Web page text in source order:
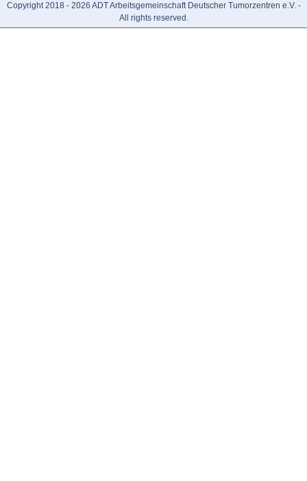
Copyright 2018 - 2026 ADT Arbeitsgemeinschaft Deutscher Tumorzentren e.V. -
All rights reserved.